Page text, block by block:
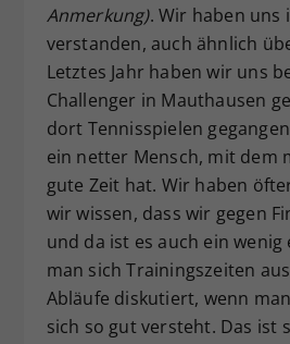
Anmerkung). Wir haben uns
verstanden, auch ähnlich
Letztes Jahr haben wir uns
Challenger in Mauthausen
dort Tennisspielen
ein netter Mensch, mit dem
gute Zeit hat. Wir haben
wir wissen, dass wir gegen
und da ist es auch ein wenig
man sich Trainingszeiten
Abläufe diskutiert, wenn
sich so gut versteht. Das ist